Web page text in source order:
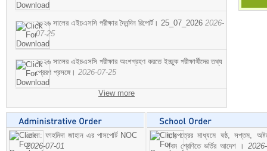
২০২৬ সালের এইচএসসি পরীক্ষার দৈনন্দিন রিপোর্ট। 25_07_2026 2026-
07-25
২০২৬ সালের এইচএসসি পরীক্ষার অংশগ্রহণ করতে ইচ্ছুক পরীক্ষার্থীদের তথ্য
প্রেরণ প্রসঙ্গে। 2026-07-25
View more
মোসা: ফাহমিদা জাহান এর পাসপোর্ট NOC
2026-07-01
ছাড়পত্রের মাধ্যমে ষষ্ঠ, সপ্তম,
নবম শ্রেণিতে ভর্তির আদেশ ।